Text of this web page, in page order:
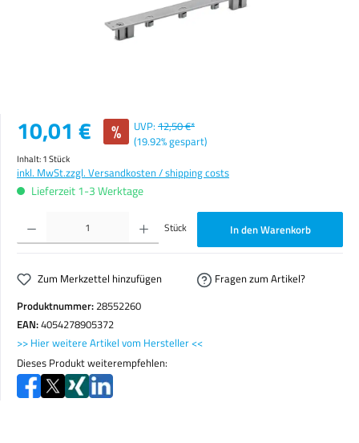
Verkaufspreis:
10,01 € % UVP: 12,50 €*
(19.92% gespart)
Inhalt:1 Stück
inkl. MwSt.zzgl. Versandkosten / shipping costs
Lieferzeit 1-3 Werktage
Produkt Anzahl: Gib den gewünschten Wert ein oder benutze die Schaltflächen um die Anzahl zu
Stück In den Warenkorb
Zum Merkzettel hinzufügen
Fragen zum Artikel?
Produktnummer:28552260
EAN:4054278905372
>> Hier weitere Artikel vom Hersteller <<
Dieses Produkt weiterempfehlen: